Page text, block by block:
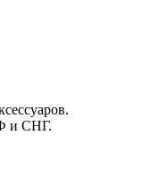
и СНГ.